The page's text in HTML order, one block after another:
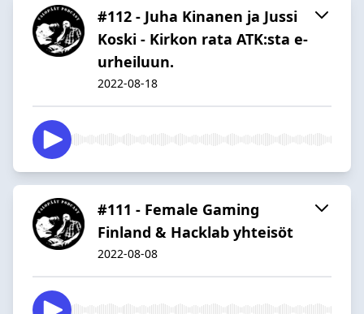
#112 - Juha Kinanen ja Jussi
Koski - Kirkon rata ATK:sta e-
urheiluun.
2022-08-18
#111 - Female Gaming
Finland & Hacklab yhteisöt
2022-08-08